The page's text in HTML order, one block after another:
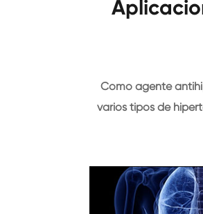
Como agente
varios tipos de